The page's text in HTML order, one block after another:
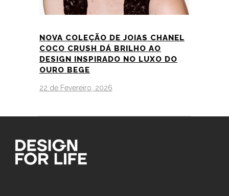
NOVA COLEÇÃO DE JOIAS CHANEL
COCO CRUSH DÁ BRILHO AO
DESIGN INSPIRADO NO LUXO DO
OURO BEGE
22 de Fevereiro, 2026